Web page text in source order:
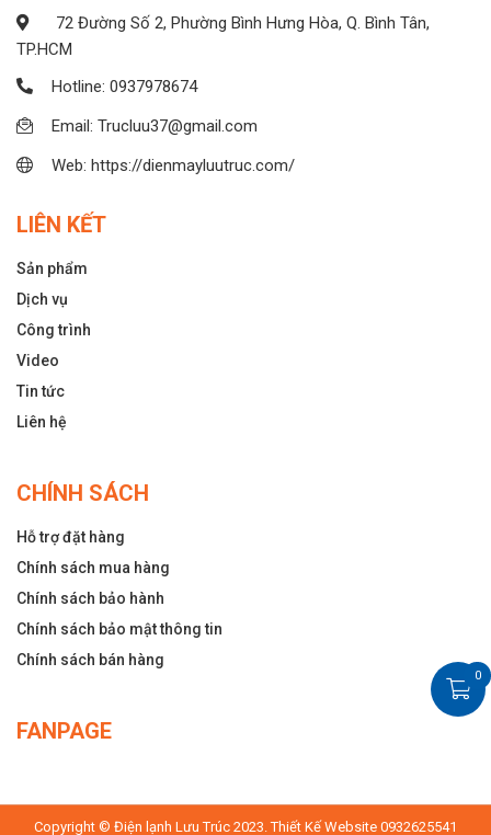
72 Đường Số 2, Phường Bình Hưng Hòa, Q. Bình Tân,
TP.HCM
Hotline: 0937978674
Email: Trucluu37@gmail.com
Web: https://dienmayluutruc.com/
LIÊN KẾT
Sản phẩm
Dịch vụ
Công trình
Video
Tin tức
Liên hệ
CHÍNH SÁCH
Hỗ trợ đặt hàng
Chính sách mua hàng
Chính sách bảo hành
Chính sách bảo mật thông tin
Chính sách bán hàng
FANPAGE
Copyright © Điện lạnh Lưu Trúc 2023. Thiết Kế Website 0932625541
0